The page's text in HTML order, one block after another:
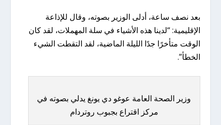
بعد نصف ساعة، أدلى الوزير بصوته، وقال للإذاعة
الإقليمية: “لدينا هذه الأشياء في سلة المهملات، لقد كان
الوقت متأخرًا جدًا الليلة الماضية، لقد التقطت الشيء
الخطأ”.
وزير الصحة العامة عوغو دي يونغ يدلي بصوته في
مركز اقتراع بجبوب روتردام